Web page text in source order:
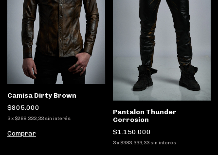
Camisa Dirty Brown
$805.000
3x $268.333,33 sin interés
Comprar
Pantalon Thunder
Corrosion
$1.150.000
3 x $383.333,33 sin interés